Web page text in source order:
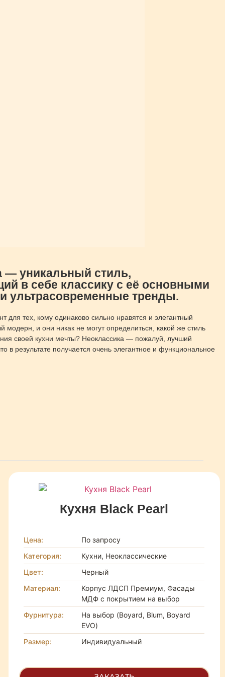
— уникальный стиль,
в себе классику с её основными
ультрасовременные тренды.
для тех, кому одинаково сильно нравятся и элегантный
модерн, и они никак не могут определиться, какой же стиль
своей кухни мечты? Неоклассика — пожалуй, лучший
в результате получается очень элегантное и функциональное
Кухня Black Pearl
Цена:
По запросу
Категория:
Кухни, Неоклассические
Цвет:
Черный
Материал:
Корпус ЛДСП Премиум, Фасады
МДФ с покрытием на выбор
Фурнитура:
На выбор (Boyard, Blum, Boyard
EVO)
Размер:
Индивидуальный